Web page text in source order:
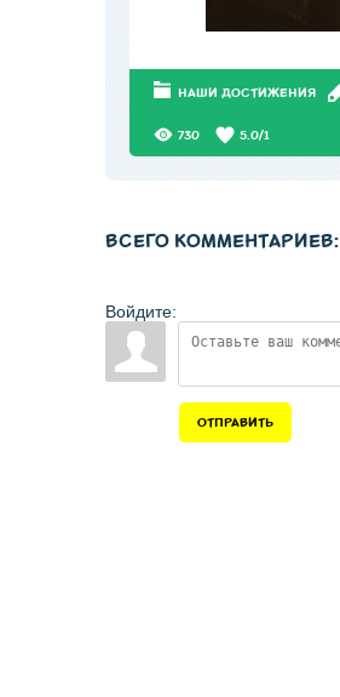
НАШИ ДОСТИЖЕНИЯ
730 5.0/1
ВСЕГО КОММЕНТАРИЕВ:
Войдите:
ОТПРАВИТЬ